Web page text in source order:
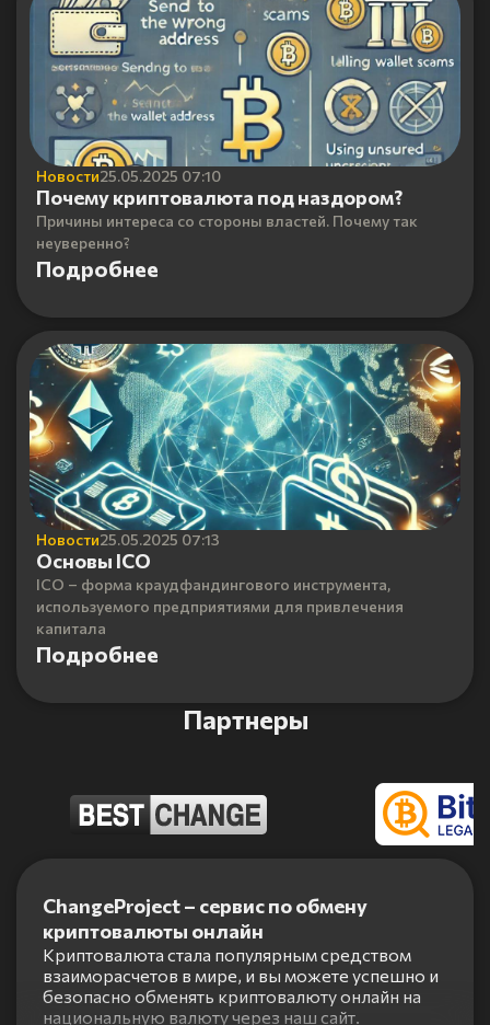
Новости25.05.2025 07:10
Почему криптовалюта под наздором?
Причины интереса со стороны властей. Почему так
неуверенно?
Подробнее
Новости25.05.2025 07:13
Основы ICO
ICO – форма краудфандингового инструмента,
используемого предприятиями для привлечения
капитала
Подробнее
Партнеры
ChangeProject – сервис по обмену
криптовалюты онлайн
Криптовалюта стала популярным средством
взаиморасчетов в мире, и вы можете успешно и
безопасно обменять криптовалюту онлайн на
национальную валюту через наш сайт.